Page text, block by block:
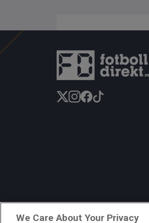
We Care About Your Privacy